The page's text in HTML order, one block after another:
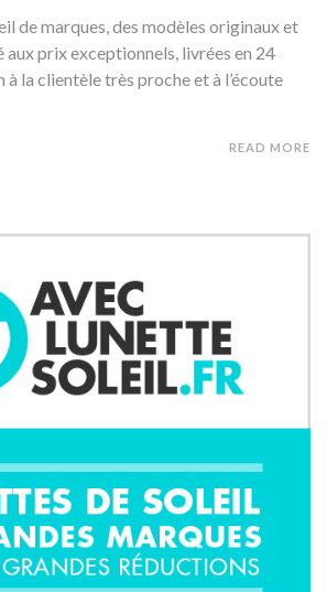
de marques, des modèles originaux et
aux prix exceptionnels, livrées en 24
à la clientèle très proche et à l’écoute
READ MORE